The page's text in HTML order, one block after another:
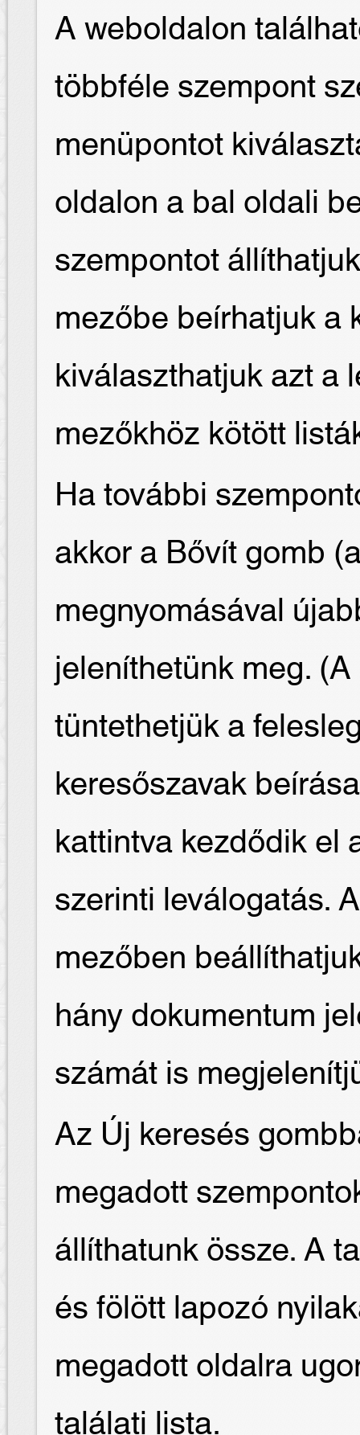
A weboldalon
többféle szempont
menüpontot
oldalon a bal oldali
szempontot
mezőbe beírhatjuk a
kiválaszthatjuk azt a
mezőkhöz kötött
Ha további
akkor a Bővít gomb
megnyomásával
jeleníthetünk meg.
tüntethetjük a
keresőszavak
kattintva kezdődik el
szerinti leválogatás.
mezőben
hány dokumentum
számát is
Az Új keresés
megadott
állíthatunk össze. A
és fölött lapozó
megadott oldalra